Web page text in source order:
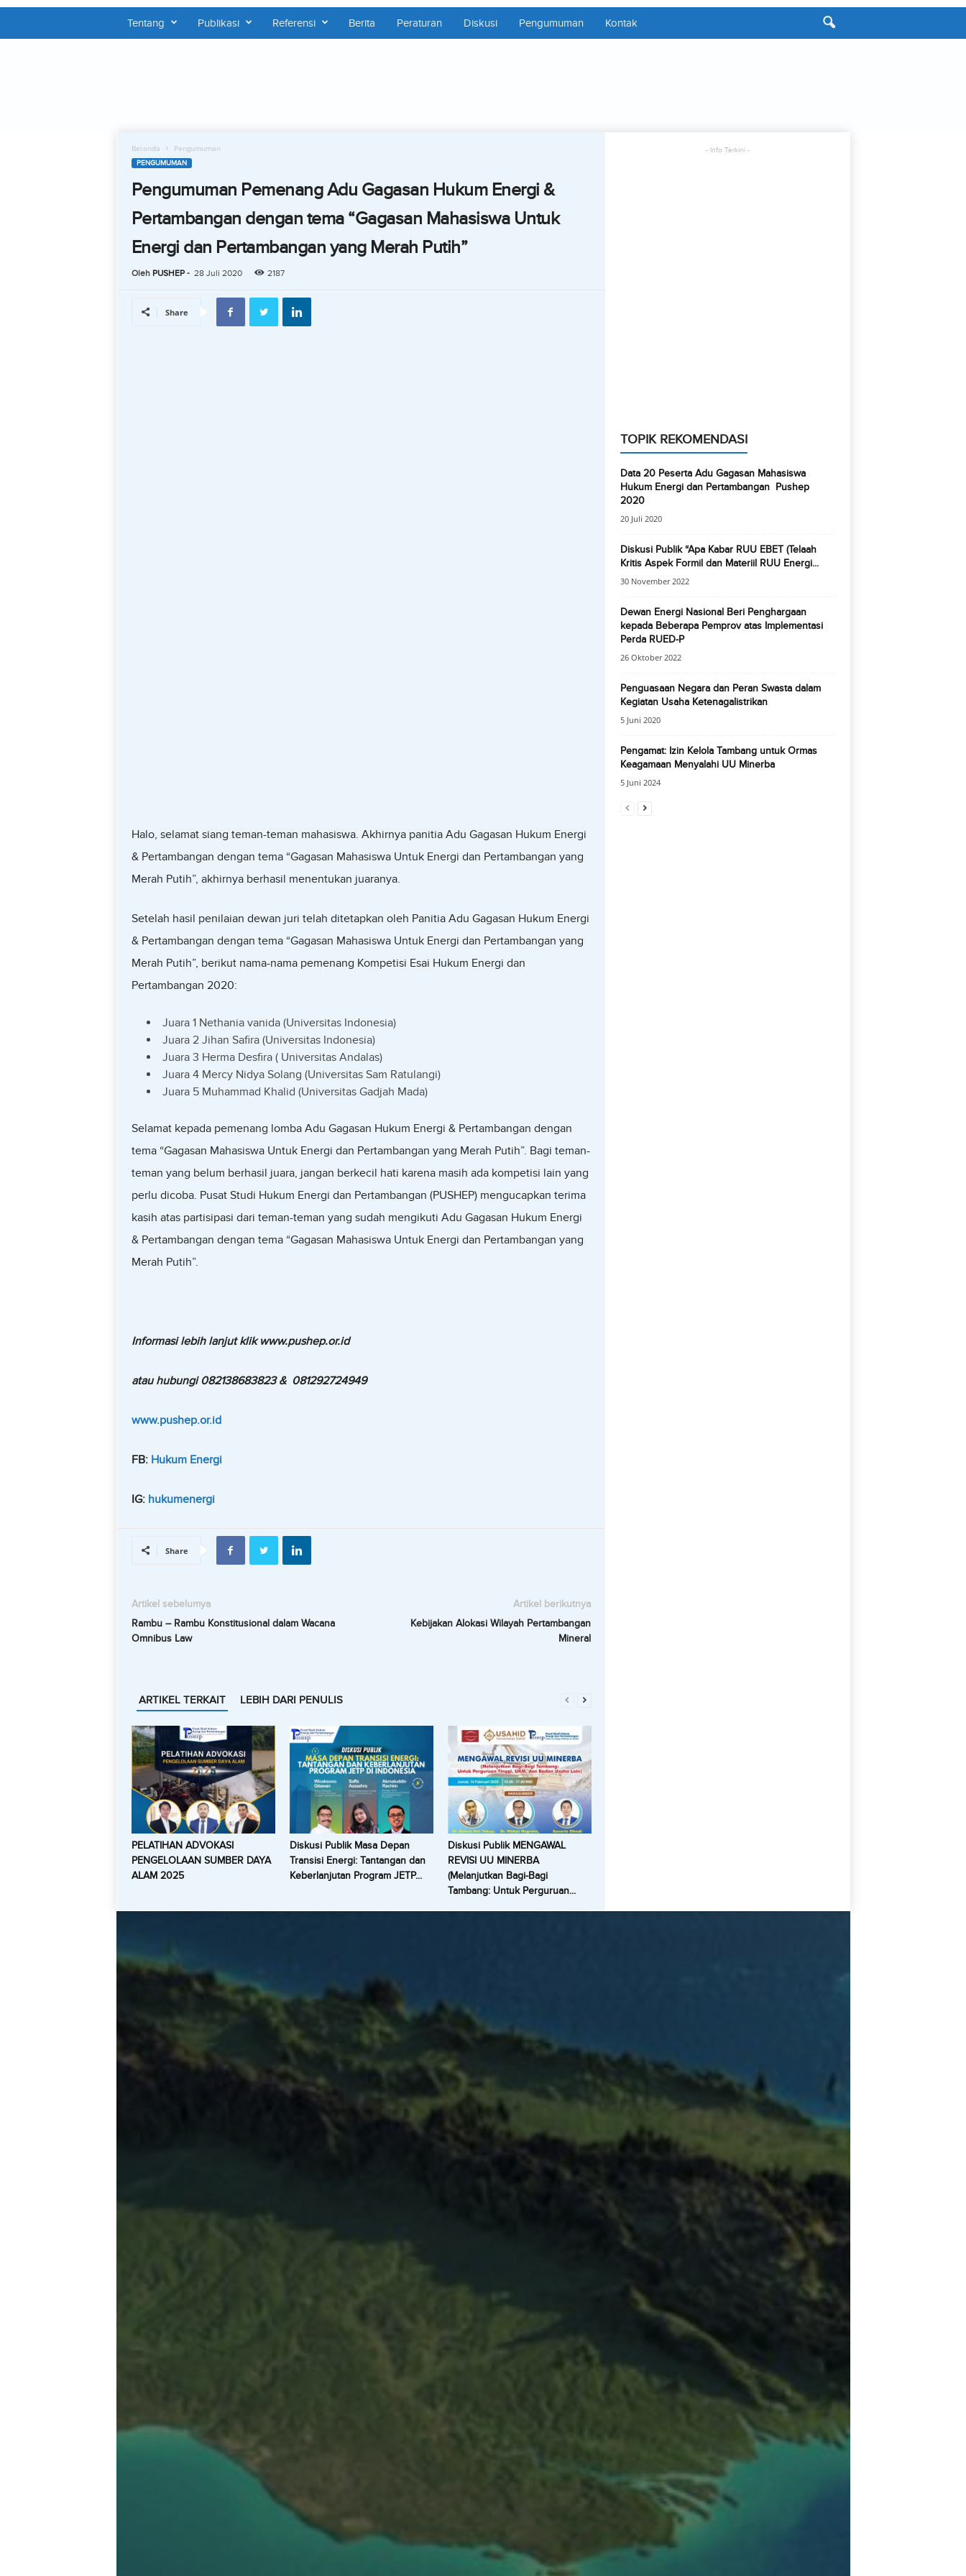
Tentang Publikasi Referensi Berita Peraturan Diskusi Pengumuman Kontak
Beranda Pengumuman
PENGUMUMAN
Pengumuman Pemenang Adu Gagasan Hukum Energi &
Pertambangan dengan tema “Gagasan Mahasiswa Untuk
Energi dan Pertambangan yang Merah Putih”
Oleh PUSHEP- 28 Juli 2020 2187
Share
Halo, selamat siang teman-teman mahasiswa. Akhirnya panitia Adu Gagasan Hukum Energi
& Pertambangan dengan tema “Gagasan Mahasiswa Untuk Energi dan Pertambangan yang
Merah Putih”, akhirnya berhasil menentukan juaranya.
Setelah hasil penilaian dewan juri telah ditetapkan oleh Panitia Adu Gagasan Hukum Energi
& Pertambangan dengan tema “Gagasan Mahasiswa Untuk Energi dan Pertambangan yang
Merah Putih”, berikut nama-nama pemenang Kompetisi Esai Hukum Energi dan
Pertambangan 2020:
Juara 1 Nethania vanida (Universitas Indonesia)
Juara 2 Jihan Safira (Universitas Indonesia)
Juara 3 Herma Desfira ( Universitas Andalas)
Juara 4 Mercy Nidya Solang (Universitas Sam Ratulangi)
Juara 5 Muhammad Khalid (Universitas Gadjah Mada)
Selamat kepada pemenang lomba Adu Gagasan Hukum Energi & Pertambangan dengan
tema “Gagasan Mahasiswa Untuk Energi dan Pertambangan yang Merah Putih”. Bagi teman-
teman yang belum berhasil juara, jangan berkecil hati karena masih ada kompetisi lain yang
perlu dicoba. Pusat Studi Hukum Energi dan Pertambangan (PUSHEP) mengucapkan terima
kasih atas partisipasi dari teman-teman yang sudah mengikuti Adu Gagasan Hukum Energi
& Pertambangan dengan tema “Gagasan Mahasiswa Untuk Energi dan Pertambangan yang
Merah Putih”.
Informasi lebih lanjut klik www.pushep.or.id
atau hubungi 082138683823 & 081292724949
www.pushep.or.id
FB: Hukum Energi
IG: hukumenergi
Share
Artikel sebelumya
Rambu – Rambu Konstitusional dalam Wacana
Omnibus Law
Artikel berikutnya
Kebijakan Alokasi Wilayah Pertambangan
Mineral
ARTIKEL TERKAIT LEBIH DARI PENULIS
PELATIHAN ADVOKASI
PENGELOLAAN SUMBER DAYA
ALAM 2025
Diskusi Publik Masa Depan
Transisi Energi: Tantangan dan
Keberlanjutan Program JETP...
Diskusi Publik MENGAWAL
REVISI UU MINERBA
(Melanjutkan Bagi-Bagi
Tambang: Untuk Perguruan...
- Info Terkini -
TOPIK REKOMENDASI
Data 20 Peserta Adu Gagasan Mahasiswa
Hukum Energi dan Pertambangan Pushep
2020
20 Juli 2020
Diskusi Publik “Apa Kabar RUU EBET (Telaah
Kritis Aspek Formil dan Materiil RUU Energi...
30 November 2022
Dewan Energi Nasional Beri Penghargaan
kepada Beberapa Pemprov atas Implementasi
Perda RUED-P
26 Oktober 2022
Penguasaan Negara dan Peran Swasta dalam
Kegiatan Usaha Ketenagalistrikan
5 Juni 2020
Pengamat: Izin Kelola Tambang untuk Ormas
Keagamaan Menyalahi UU Minerba
5 Juni 2024